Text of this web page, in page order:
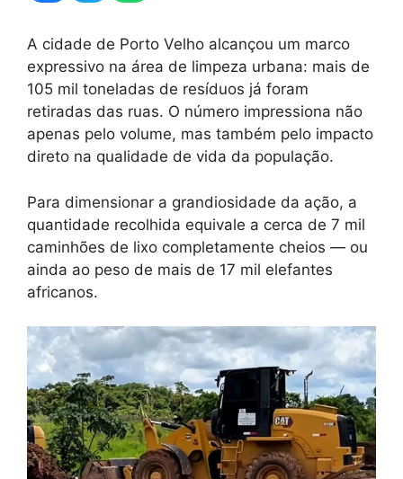
A cidade de Porto Velho alcançou um marco
expressivo na área de limpeza urbana: mais de
105 mil toneladas de resíduos já foram
retiradas das ruas. O número impressiona não
apenas pelo volume, mas também pelo impacto
direto na qualidade de vida da população.
Para dimensionar a grandiosidade da ação, a
quantidade recolhida equivale a cerca de 7 mil
caminhões de lixo completamente cheios — ou
ainda ao peso de mais de 17 mil elefantes
africanos.